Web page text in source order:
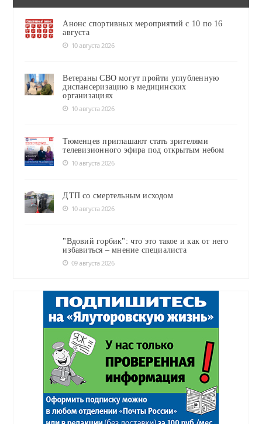
Анонс спортивных мероприятий с 10 по 16
августа
10 августа 2026
Ветераны СВО могут пройти углубленную
диспансеризацию в медицинских
организациях
10 августа 2026
Тюменцев приглашают стать зрителями
телевизионного эфира под открытым небом
10 августа 2026
ДТП со смертельным исходом
10 августа 2026
"Вдовий горбик": что это такое и как от него
избавиться – мнение специалиста
09 августа 2026